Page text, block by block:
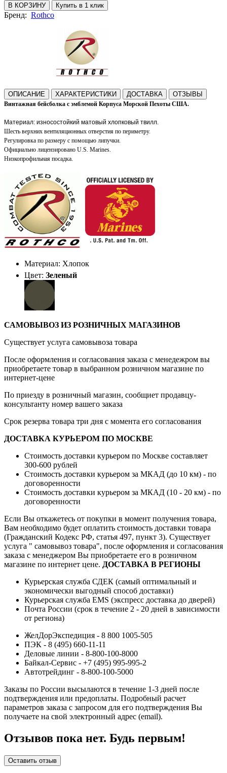
В КОРЗИНУ Купить в 1 клик
Бренд: Rothco
ОПИСАНИЕ ХАРАКТЕРИСТИКИ ДОСТАВКА ОТЗЫВЫ
Винтажная бейсболка с эмблемой Корпуса Морской Пехоты США.
Материал: износостойкий матовый хлопковый твилл.
Шесть верхних вентиляционных отверстия по периметру.
Регулировка по размеру с помощью липучки.
Официально лицензировано U.S. Marines.
Низкопрофильная посадка.
Материал: Хлопок
Цвет: Зеленый
САМОВЫВОЗ ИЗ РОЗНИЧНЫХ МАГАЗИНОВ
Существует услуга самовывоза товара
После оформления и согласования заказа с менедежром вы
приобретаете товар в выбранном розничном магазине по
интернет-цене
По приезду в розничный магазин, сообщиет продавцу-
консультанту номер вашего заказа
Срок резерва товара три дня с момента его согласования
ДОСТАВКА КУРЬЕРОМ ПО МОСКВЕ
Стоимость доставки курьером по Москве составляет
300-600 рублей
Стоимость доставки курьером за МКАД (до 10 км) - по
договоренности
Стоимость доставки курьером за МКАД (10 - 20 км) - по
договоренности
Если Вы откажетесь от покупки в момент получения товара,
Вам необходимо будет оплатить стоимость доставки товара
(Гражданский Кодекс РФ, статья 497, пункт 3). Существует
услуга " самовывоз товара", после оформления и согласования
заказа с менеджером Вы приобретаете его в розничном
магазине по интернет цене. ДОСТАВКА В РЕГИОНЫ
Курьерская служба СДЕК (самый оптимальный и
экономически выгодный способ доставки)
Курьерская служба EMS (экспресс доставка до дверей)
Почта России (срок в течение 2 - 20 дней в зависимости
от региона)
ЖелДорЭкспедиция - 8 800 1005-505
ПЭК - 8 (495) 660-11-11
Деловые линии - 8-800-100-8000
Байкал-Сервис - +7 (495) 995-995-2
Автотрейдинг - 8-800-100-5000
Заказы по России высылаются в течение 1-3 дней после
подтверждения или предоплаты. Подробный расчет
параметров заказа с запросом для его подтверждения Вы
получаете на свой электронный адрес (email).
Отзывов пока нет. Будь первым!
Оставить отзыв